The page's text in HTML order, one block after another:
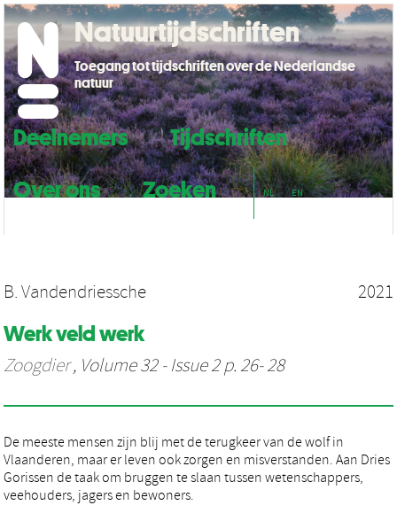
Deelnemers
Tijdschriften
Over ons
Zoeken NL EN
Natuurtijdschriften
Toegang tot tijdschriften over de Nederlandse
natuur
B. Vandendriessche 2021
Werk veld werk
Zoogdier, Volume 32 - Issue 2 p. 26- 28
De meeste mensen zijn blij met de terugkeer van de wolf in
Vlaanderen, maar er leven ook zorgen en misverstanden. Aan Dries
Gorissen de taak om bruggen te slaan tussen wetenschappers,
veehouders, jagers en bewoners.